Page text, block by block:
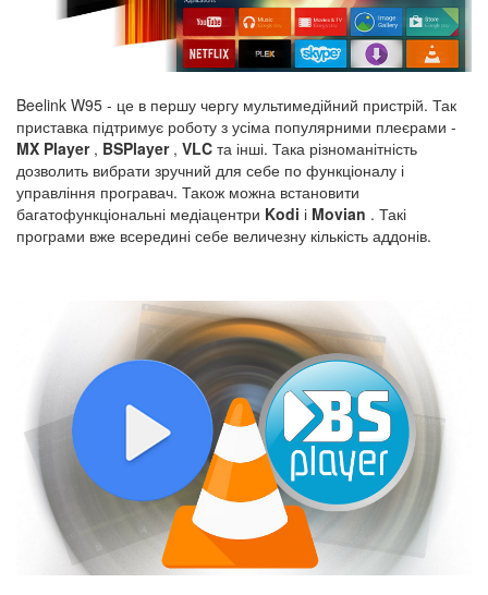
Beelink W95 - це в першу чергу мультимедійний пристрій. Так
приставка підтримує роботу з усіма популярними плеєрами -
MX Player , BSPlayer , VLC та інші. Така різноманітність
дозволить вибрати зручний для себе по функціоналу і
управління програвач. Також можна встановити
багатофункціональні медіацентри Kodi і Movian . Такі
програми вже всередині себе величезну кількість аддонів.